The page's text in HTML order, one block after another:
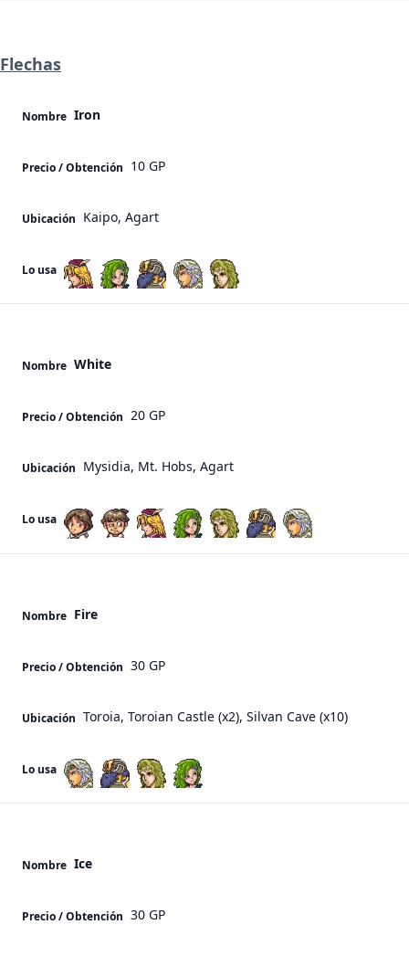
Flechas
Nombre Iron
Precio / Obtención 10 GP
Ubicación Kaipo, Agart
Lo usa
Nombre White
Precio / Obtención 20 GP
Ubicación Mysidia, Mt. Hobs, Agart
Lo usa
Nombre Fire
Precio / Obtención 30 GP
Ubicación Toroia, Toroian Castle (x2), Silvan Cave (x10)
Lo usa
Nombre Ice
Precio / Obtención 30 GP